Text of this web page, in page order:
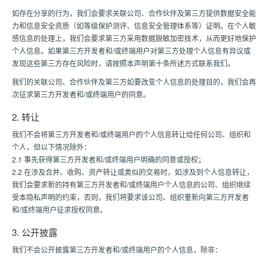
如存在分享的行为，我们会要求关联公司、合作伙伴及第三方提供数据安全能
力和信息安全资质（如等级保护测评、信息安全管理体系等）证明。在个人敏
感信息的处理上，我们会要求第三方采用数据脱敏加密技术，从而更好地保护
个人信息。如果第三方开发者和/或终端用户对第三方处理个人信息有异议或
发现这些第三方存在风险时，请按照本声明第十条所述方式联系我们。
我们的关联公司、合作伙伴及第三方如要改变个人信息的处理目的，我们会再
次征求第三方开发者和/或终端用户的同意。
2. 转让
我们不会将第三方开发者和/或终端用户的个人信息转让给任何公司、组织和
个人，但以下情况除外：
2.1 事先获得第三方开发者和/或终端用户明确的同意或授权；
2.2 在涉及合并、收购、资产转让或类似的交易时，如涉及到个人信息转让，
我们会要求新的持有第三方开发者和/或终端用户个人信息的公司、组织继续
受本隐私声明的约束，否则，我们将要求该公司、组织重新向第三方开发者
和/或终端用户征求授权同意。
3. 公开披露
我们不会公开披露第三方开发者和/或终端用户的个人信息，除非：